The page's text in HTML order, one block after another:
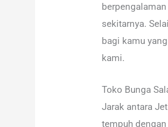
sekitarnya.
bagi kamu
kami.
Toko Bunga
Jarak antara
tempuh